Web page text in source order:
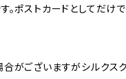
ポストカードとしてだけ
がございますがシルクス